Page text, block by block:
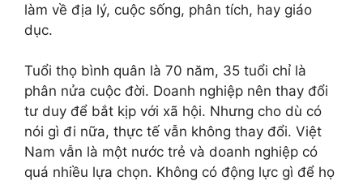
làm về địa lý, cuộc sống, phân tích, hay giáo
dục.
Tuổi thọ bình quân là 70 năm, 35 tuổi chỉ là
phân nửa cuộc đời. Doanh nghiệp nên thay đổi
tư duy để bắt kịp với xã hội. Nhưng cho dù có
nói gì đi nữa, thực tế vẫn không thay đổi. Việt
Nam vẫn là một nước trẻ và doanh nghiệp có
quá nhiều lựa chọn. Không có động lực gì để họ